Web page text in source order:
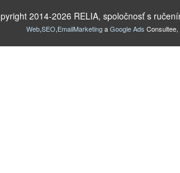
2014-2026 RELIA, spoločnosť s
Web,SEO,EmailMarketingaGoogle Ads Consultee,